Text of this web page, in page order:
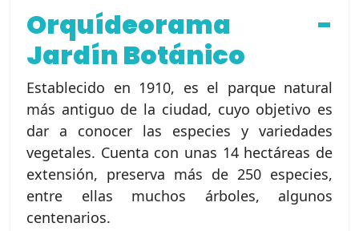
Orquídeorama -
Jardín Botánico
Establecido en 1910, es el parque natural
más antiguo de la ciudad, cuyo objetivo es
dar a conocer las especies y variedades
vegetales. Cuenta con unas 14 hectáreas de
extensión, preserva más de 250 especies,
entre ellas muchos árboles, algunos
centenarios.